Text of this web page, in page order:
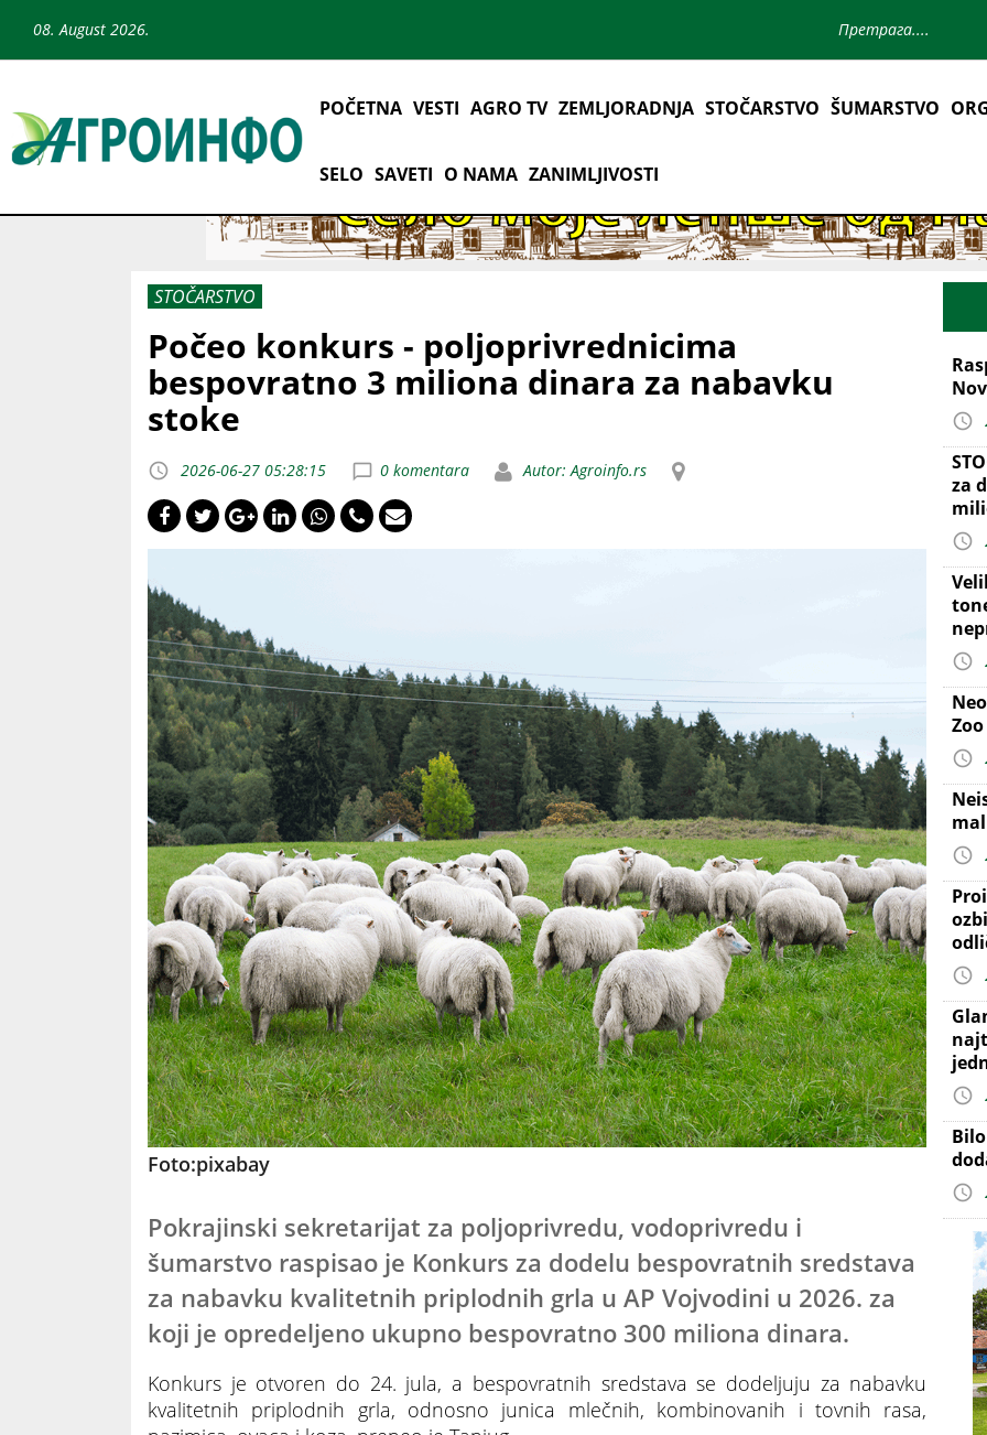
08. August 2026.
POČETNA VESTI AGRO TV ZEMLJORADNJA STOČARSTVO ŠUMARSTVO
SELO SAVETI O NAMA ZANIMLJIVOSTI
STOČARSTVO
Počeo konkurs - poljoprivrednicima
bespovratno 3 miliona dinara za nabavku
stoke
2026-06-27 05:28:15 0 komentara Autor: Agroinfo.rs
Foto:pixabay
Pokrajinski sekretarijat za poljoprivredu, vodoprivredu i
šumarstvo raspisao je Konkurs za dodelu bespovratnih sredstava
za nabavku kvalitetnih priplodnih grla u AP Vojvodini u 2026. za
koji je opredeljeno ukupno bespovratno 300 miliona dinara.
Konkurs je otvoren do 24. jula, a bespovratnih sredstava se dodeljuju za nabavku
kvalitetnih priplodnih grla, odnosno junica mlečnih, kombinovanih i tovnih rasa,
za